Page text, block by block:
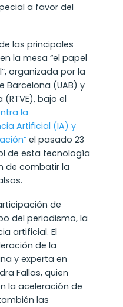
a favor del
las principales
la mesa “el papel
organizada por la
Barcelona (UAB) y
(RTVE), bajo el
la
Artificial (IA) y
el pasado 23
de esta tecnología
de combatir la
de
del periodismo, la
artificial. El
de la
y experta en
Fallas, quien
la aceleración de
las